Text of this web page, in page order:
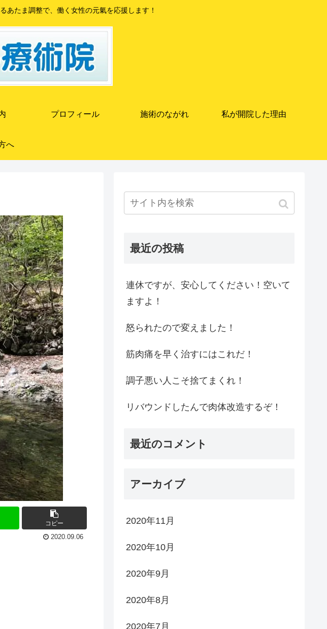
あたま調整で、働く女性の元氣を応援します！
プロフィール 施術のながれ 私が開院した理由
へ
コピー
2020.09.06
最近の投稿
連休ですが、安心してください！空いて
ますよ！
怒られたので変えました！
筋肉痛を早く治すにはこれだ！
調子悪い人こそ捨てまくれ！
リバウンドしたんで肉体改造するぞ！
最近のコメント
アーカイブ
2020年11月
2020年10月
2020年9月
2020年8月
2020年7月